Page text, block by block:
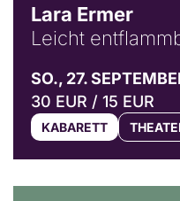
Lara Ermer
Leicht
SO., 27.
30 EUR / 15 EUR
KABARETT